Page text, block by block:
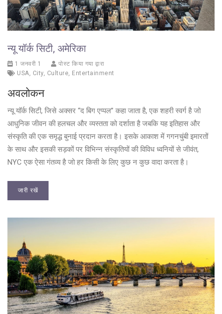
न्यू यॉर्क सिटी, अमेरिका
1 जनवरी 1
पोस्ट किया गया द्वारा
USA, City, Culture, Entertainment
अवलोकन
न्यू यॉर्क सिटी, जिसे अक्सर “द बिग एप्पल” कहा जाता है, एक शहरी स्वर्ग है जो
आधुनिक जीवन की हलचल और व्यस्तता को दर्शाता है जबकि यह इतिहास और
संस्कृति की एक समृद्ध बुनाई प्रदान करता है। इसके आकाश में गगनचुंबी इमारतों
के साथ और इसकी सड़कों पर विभिन्न संस्कृतियों की विविध ध्वनियों से जीवंत,
NYC एक ऐसा गंतव्य है जो हर किसी के लिए कुछ न कुछ वादा करता है।
जारी रखें